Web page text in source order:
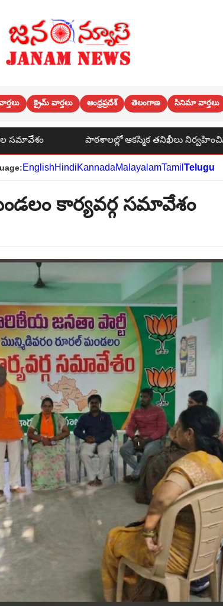
క్రైమ్ వార్తలు ఆంధ్రప్రదేశ్ తెలంగాణ సినిమా వార్తలు
తనిఖీలు నిర్వహించిన ఎమ్మెల్యే డాక్టర్ కల్వకుంట్ల సంజయ్
EnglishHindiKannadaMalayalamTamilTelugu
కార్యవర్గ సమావేశం